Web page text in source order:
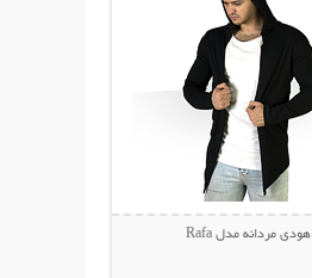
هودی مردانه مدل Rafa